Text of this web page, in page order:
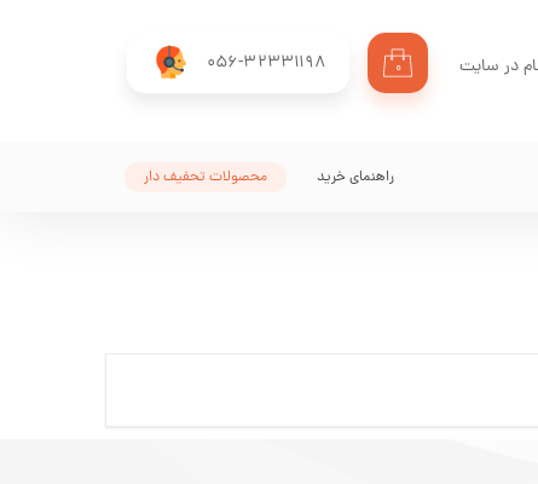
056-32331198 ۰ در سایت
محصولات تحفیف دار راهنمای خرید